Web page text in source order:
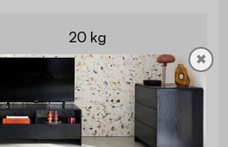
20 kg
Innenbereich
✖